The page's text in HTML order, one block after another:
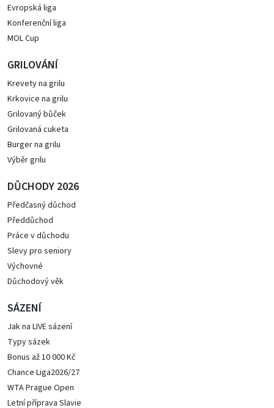
Evropská liga
Konferenční liga
MOL Cup
GRILOVÁNÍ
Krevety na grilu
Krkovice na grilu
Grilovaný bůček
Grilovaná cuketa
Burger na grilu
Výběr grilu
DŮCHODY 2026
Předčasný důchod
Předdůchod
Práce v důchodu
Slevy pro seniory
Výchovné
Důchodový věk
SÁZENÍ
Jak na LIVE sázení
Typy sázek
Bonus až 10 000 Kč
Chance Liga2026/27
WTA Prague Open
Letní příprava Slavie